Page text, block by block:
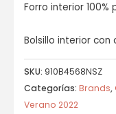
Forro interior
Bolsillo interior con
SKU: 910B4568NSZ
Categorías: Brands,
Verano 2022